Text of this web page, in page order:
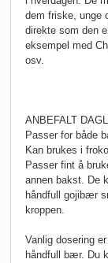
dem friske, unge
direkte som den
eksempel med
osv.
ANBEFALT
Passer for både
Kan brukes i
Passer fint å
annen bakst. De
håndfull gojibær
kroppen.
Vanlig dosering
håndfull bær. Du